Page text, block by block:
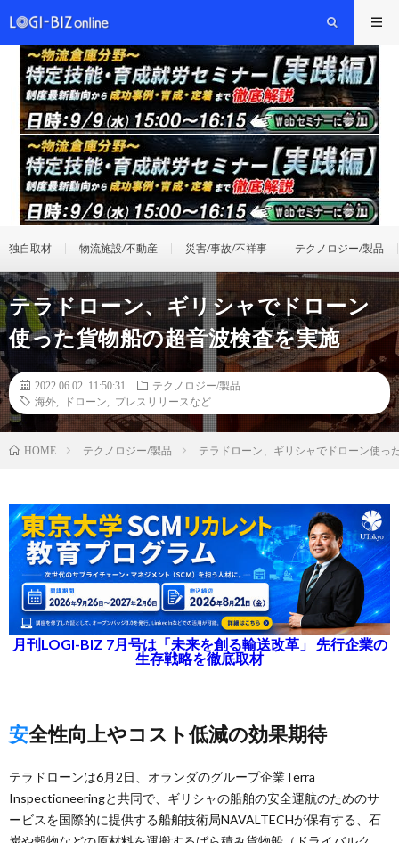
独自取材 物流施設/不動産 災害/事故/不祥事 テクノロジー/製品
テラドローン、ギリシャでドローン
使った貨物船の超音波検査を実施
2022.06.02 11:50:31
テクノロジー/製品
海外
ドローン プレスリリースなど
HOME テクノロジー/製品 テラドローン、ギリシャでドローン使っ
月刊LOGI-BIZ 7月号は「未来を創る輸送改革」 先行企業の
生存戦略を徹底取材
安全性向上やコスト低減の効果期待
テラドローンは6月2日、オランダのグループ企業Terra
Inspectioneeringと共同で、ギリシャの船舶の安全運航のためのサ
ービスを国際的に提供する船舶技術局NAVALTECHが保有する、石